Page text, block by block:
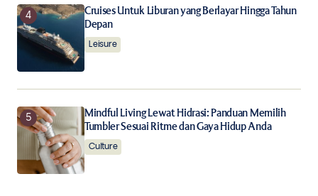
Cruises Untuk Liburan yang Berlayar Hingga Tahun
Depan
Leisure
Mindful Living Lewat Hidrasi: Panduan Memilih
Tumbler Sesuai Ritme dan Gaya Hidup Anda
Culture